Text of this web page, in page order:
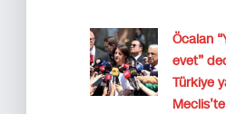
Öcalan
evet”
Türkiye
Meclis’te